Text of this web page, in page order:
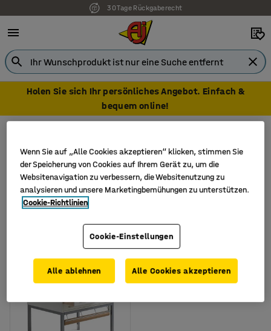
30 Tage Rückgaberecht
Holen Sie sich Ihr persönliches Angebot. Einfach &
bequem online!
Schneidetische
Filter
Wenn Sie auf „Alle Cookies akzeptieren“ klicken, stimmen Sie
der Speicherung von Cookies auf Ihrem Gerät zu, um die
Websitenavigation zu verbessern, die Websitenutzung zu
analysieren und unsere Marketingbemühungen zu unterstützen.
Cookie-Richtlinien
Cookie-Einstellungen
Alle ablehnen Alle Cookies akzeptieren